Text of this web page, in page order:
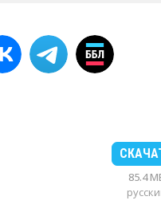
85.4